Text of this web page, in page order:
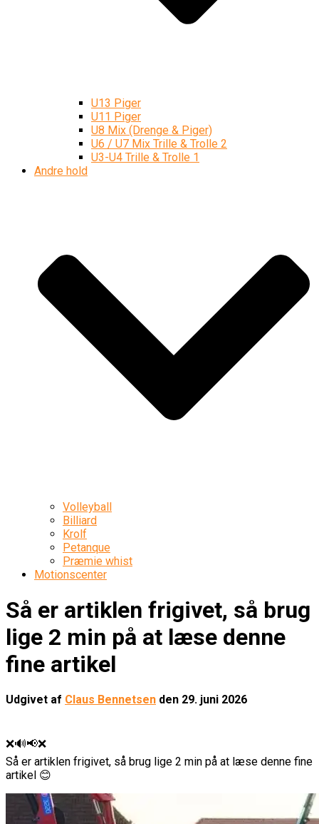
U13 Piger
U11 Piger
U8 Mix (Drenge & Piger)
U6 / U7 Mix Trille & Trolle 2
U3-U4 Trille & Trolle 1
Andre hold
Volleyball
Billiard
Krolf
Petanque
Præmie whist
Motionscenter
Så er artiklen frigivet, så brug
lige 2 min på at læse denne
fine artikel
Udgivet af Claus Bennetsen den 29. juni 2026
❌🔊📢❌
Så er artiklen frigivet, så brug lige 2 min på at læse denne fine
artikel 😊